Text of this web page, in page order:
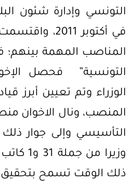
التونسي وإدارة شئون
في أكتوبر
المناصب المهمة بينهم؛
التونسية” فحصل
الوزراء وتم تعيين أبرز
المنصب، ونال الاخوان
وزيرا من
ذلك الوقت تسمح